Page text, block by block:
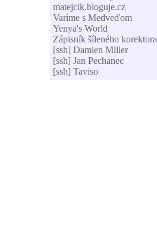
matejcik.bloguje.cz
Varíme s Medveďom
Yenya's World
Zápisník šíleného korektora
[ssh] Damien Miller
[ssh] Jan Pechanec
[ssh] Taviso